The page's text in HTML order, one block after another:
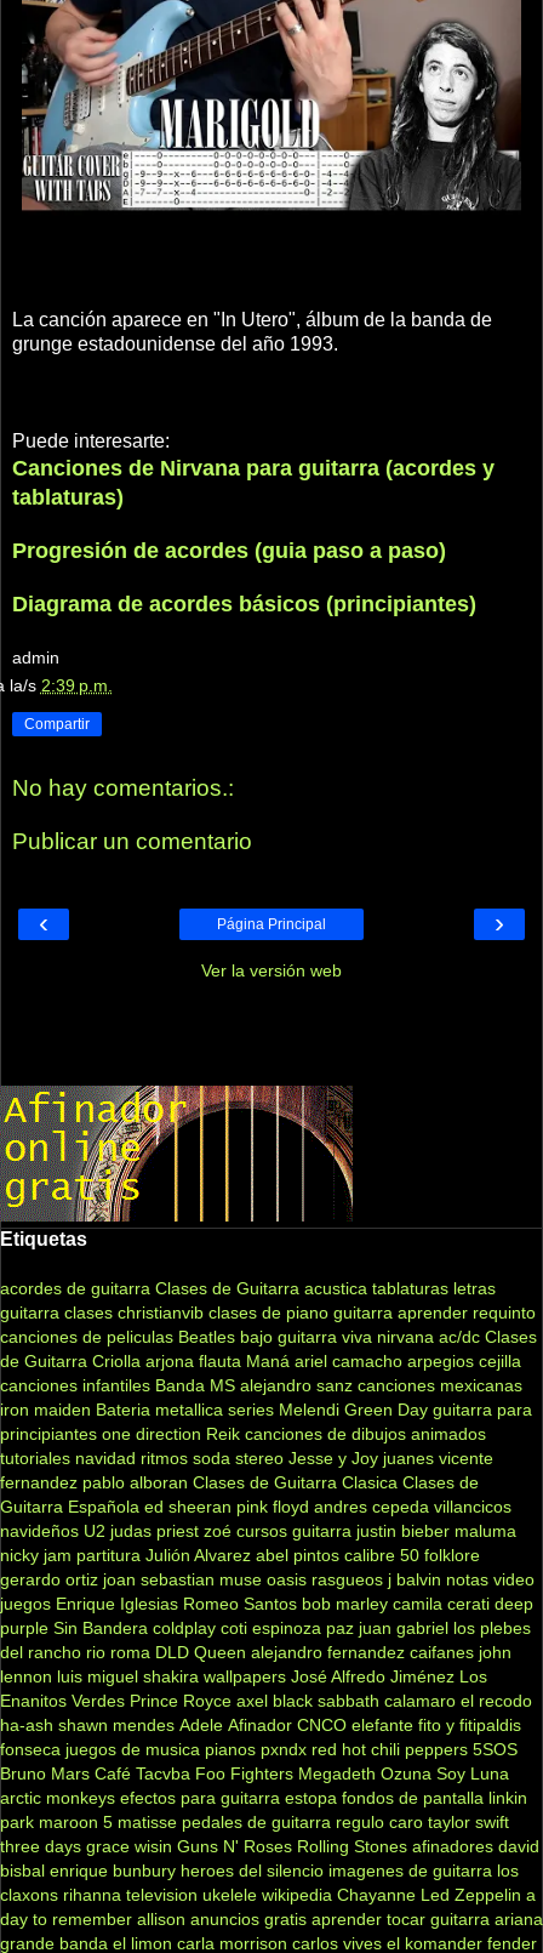
La canción aparece en "In Utero", álbum de la banda de
grunge estadounidense del año 1993.
Puede interesarte:
Canciones de Nirvana para guitarra (acordes y
tablaturas)
Progresión de acordes (guia paso a paso)
Diagrama de acordes básicos (principiantes)
admin
la/s 2:39 p.m.
Compartir
No hay comentarios.:
Publicar un comentario
‹ ›
Página Principal
Ver la versión web
Etiquetas
acordes de guitarra Clases de Guitarra acustica tablaturas letras
guitarra clases christianvib clases de piano guitarra aprender requinto
canciones de peliculas Beatles bajo guitarra viva nirvana ac/dc Clases
de Guitarra Criolla arjona flauta Maná ariel camacho arpegios cejilla
canciones infantiles Banda MS alejandro sanz canciones mexicanas
iron maiden Bateria metallica series Melendi Green Day guitarra para
principiantes one direction Reik canciones de dibujos animados
tutoriales navidad ritmos soda stereo Jesse y Joy juanes vicente
fernandez pablo alboran Clases de Guitarra Clasica Clases de
Guitarra Española ed sheeran pink floyd andres cepeda villancicos
navideños U2 judas priest zoé cursos guitarra justin bieber maluma
nicky jam partitura Julión Alvarez abel pintos calibre 50 folklore
gerardo ortiz joan sebastian muse oasis rasgueos j balvin notas video
juegos Enrique Iglesias Romeo Santos bob marley camila cerati deep
purple Sin Bandera coldplay coti espinoza paz juan gabriel los plebes
del rancho rio roma DLD Queen alejandro fernandez caifanes john
lennon luis miguel shakira wallpapers José Alfredo Jiménez Los
Enanitos Verdes Prince Royce axel black sabbath calamaro el recodo
ha-ash shawn mendes Adele Afinador CNCO elefante fito y fitipaldis
fonseca juegos de musica pianos pxndx red hot chili peppers 5SOS
Bruno Mars Café Tacvba Foo Fighters Megadeth Ozuna Soy Luna
arctic monkeys efectos para guitarra estopa fondos de pantalla linkin
park maroon 5 matisse pedales de guitarra regulo caro taylor swift
three days grace wisin Guns N' Roses Rolling Stones afinadores david
bisbal enrique bunbury heroes del silencio imagenes de guitarra los
claxons rihanna television ukelele wikipedia Chayanne Led Zeppelin a
day to remember allison anuncios gratis aprender tocar guitarra ariana
grande banda el limon carla morrison carlos vives el komander fender